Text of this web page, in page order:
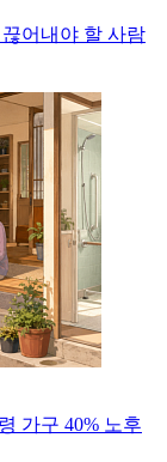
어내야 할 사람
가구 40% 노후